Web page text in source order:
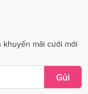
mãi cưới mới
Gửi